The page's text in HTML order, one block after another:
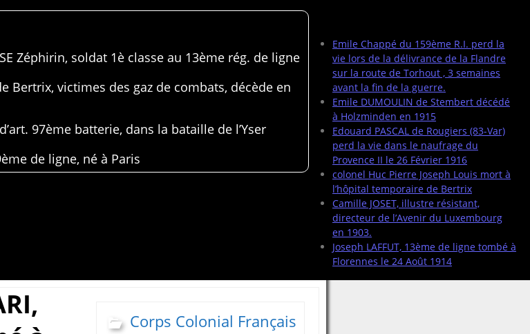
Emile Chappé du 159ème R.I. perd la
vie lors de la délivrance de la Flandre
sur la route de Torhout , 3 semaines
avant la fin de la guerre.
Emile DUMOULIN de Stembert décédé
à Holzminden en 1915
Edouard PASCAL de Rougiers (83-Var)
perd la vie dans le naufrage du
Provence II le 26 Février 1916
colonel Huc Pierre Joseph Louis mort à
l’hôpital temporaire de Bertrix
Camille JOSET, illustre résistant,
directeur de l’Avenir du Luxembourg
en 1903.
Joseph LAFFUT, 13ème de ligne tombé à
Florennes le 24 Août 1914
Zéphirin, soldat 1è classe au 13ème rég. de ligne
Bertrix, victimes des gaz de combats, décède en
97ème batterie, dans la bataille de l’Yser
de ligne, né à Paris
Corps Colonial Français